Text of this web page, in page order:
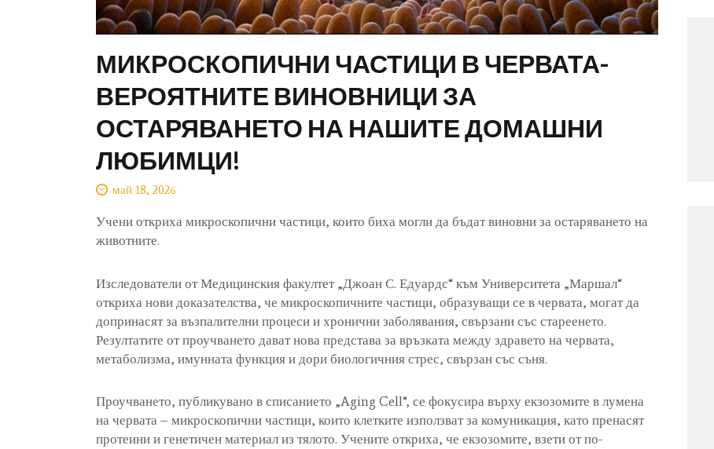
МИКРОСКОПИЧНИ ЧАСТИЦИ В ЧЕРВАТА-
ВЕРОЯТНИТЕ ВИНОВНИЦИ ЗА
ОСТАРЯВАНЕТО НА НАШИТЕ ДОМАШНИ
ЛЮБИМЦИ!
май 18, 2026
Учени откриха микроскопични частици, които биха могли да бъдат виновни за остаряването на
животните.
Изследователи от Медицинския факултет „Джоан С. Едуардс“ към Университета „Маршал“
откриха нови доказателства, че микроскопичните частици, образуващи се в червата, могат да
допринасят за възпалителни процеси и хронични заболявания, свързани със стареенето.
Резултатите от проучването дават нова представа за връзката между здравето на червата,
метаболизма, имунната функция и дори биологичния стрес, свързан със съня.
Проучването, публикувано в списанието „Aging Cell“, се фокусира върху екзозомите в лумена
на червата – микроскопични частици, които клетките използват за комуникация, като пренасят
протеини и генетичен материал из тялото. Учените откриха, че екзозомите, взети от по-